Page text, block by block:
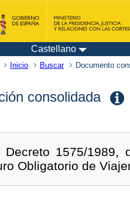
Castellano
Inicio Buscar Documento
consolidada
Decreto 1575/
Obligatorio de